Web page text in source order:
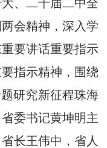
、二十届二中全
会精神，深入学
要讲话重要指示
指示精神，围绕
研究新征程珠海
委书记黄坤明主
长王伟中，省人